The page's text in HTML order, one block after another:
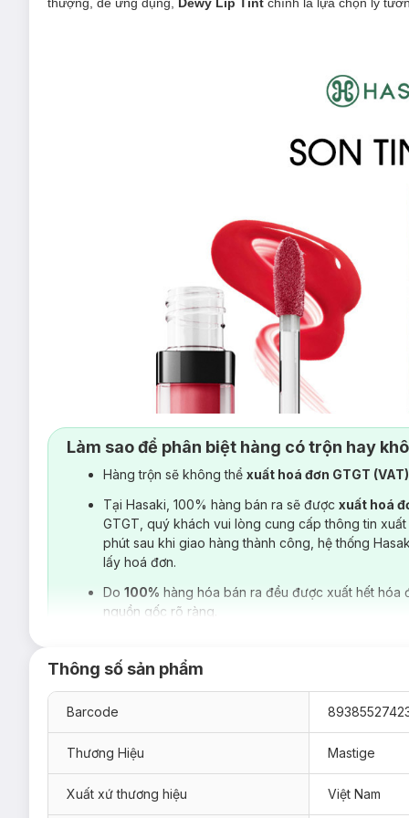
Làm sao để phân biệt hàng có trộn hay
Hàng trộn sẽ không thể xuất hoá đơn GTGT
Tại Hasaki, 100% hàng bán ra sẽ được xuất hoá
GTGT, quý khách vui lòng cung cấp thông tin
phút sau khi giao hàng thành công, hệ thống
lấy hoá đơn.
Do 100% hàng hóa bán ra đều được xuất hết hóa
nguồn gốc rõ ràng.
Thông số sản phẩm
Barcode
Thương Hiệu Mastige
Xuất xứ thương hiệu Việt Nam